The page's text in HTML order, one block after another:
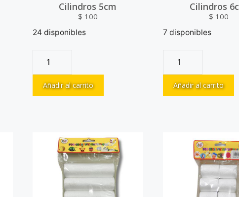
Cilindros 5cm
$ 100
24 disponibles
Añadir al carrito
Cilindros
$ 100
7 disponibles
Añadir al carrito